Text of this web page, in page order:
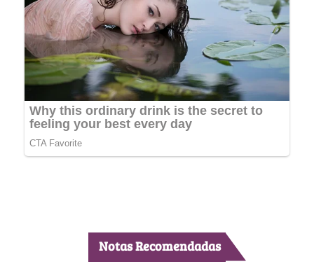
Notas Recomendadas